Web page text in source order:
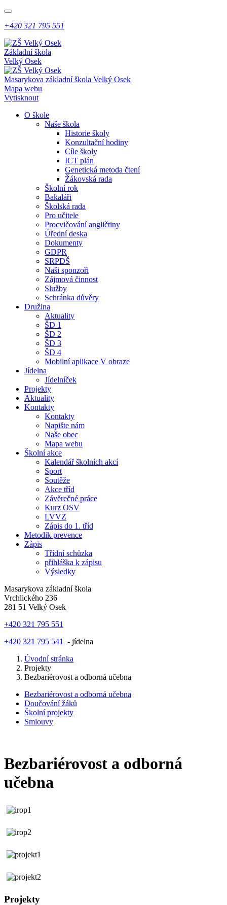
+420 321 795 551
Základní škola
Velký Osek
Masarykova základní škola Velký Osek
Mapa webu
Vytisknout
O škole
Naše škola
Historie školy
Konzultační hodiny
Cíle školy
ICT plán
Genetická metoda čtení
Žákovská rada
Školní rok
Bakaláři
Školská rada
Pro učitele
Procvičování angličtiny
Úřední deska
Dokumenty
GDPR
SRPDŠ
Naši sponzoři
Zájmová činnost
Služby
Schránka důvěry
Družina
Aktuality
ŠD 1
ŠD 2
ŠD 3
ŠD 4
Mobilní aplikace V obraze
Jídelna
Jídelníček
Projekty
Aktuality
Kontakty
Kontakty
Napište nám
Naše obec
Mapa webu
Školní akce
Kalendář školních akcí
Sport
Soutěže
Akce tříd
Závěrečné práce
Kurz OSV
LVVZ
Zápis do 1. tříd
Metodik prevence
Zápis
Třídní schůzka
přihláška k zápisu
Výsledky
Masarykova základní škola
Vrchlického 236
281 51 Velký Osek
+420 321 795 551
+420 321 795 541
- jídelna
Úvodní stránka
Projekty
Bezbariérovost a odborná učebna
Bezbariérovost a odborná učebna
Doučování žáků
Školní projekty
Smlouvy
Bezbariérovost a odborná
učebna
Projekty